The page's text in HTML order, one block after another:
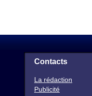
Contacts
La rédaction
Publicité